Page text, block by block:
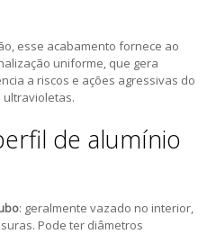
esse acabamento fornece ao
uniforme, que gera
a riscos e ações agressivas do
ultravioletas.
de alumínio
: geralmente vazado no interior,
Pode ter diâmetros